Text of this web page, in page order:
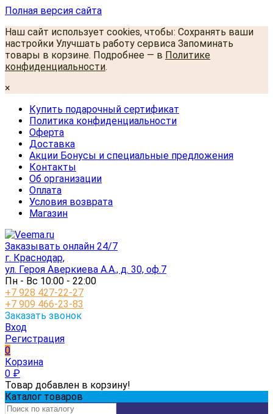
Полная версия сайта
Наш сайт использует cookies, чтобы: Сохранять ваши
настройки Улучшать работу сервиса Запоминать
товары в корзине. Подробнее — в Политике
конфиденциальности.
×
Купить подарочный сертификат
Политика конфиденциальности
Оферта
Доставка
Акции Бонусы и специальные предложения
Контакты
Об организации
Оплата
Условия возврата
Магазин
Заказывать онлайн 24/7
г. Краснодар,
ул. Героя Аверкиева А.А., д. 30, оф.7
Пн - Вс 10:00 - 22:00
+7 928 427-22-27
+7 909 466-23-83
Заказать звонок
Вход
Регистрация
0
Корзина
0 ₽
Товар добавлен в корзину!
Каталог товаров